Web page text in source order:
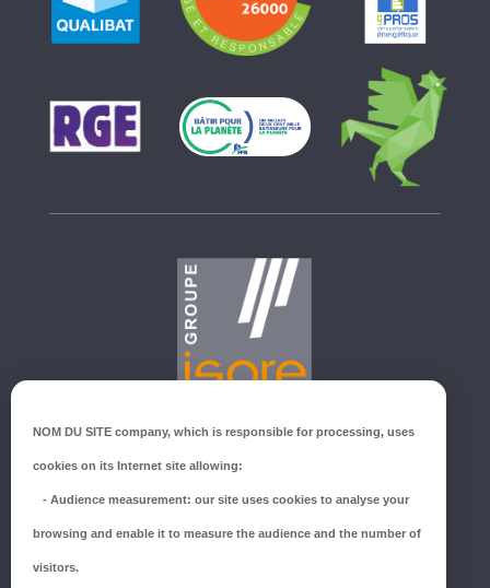
ZI du Millenium
53940 SAINT-BERTHEVIN
Tél.:02 43 66 96 51
NOM DU SITE company, which is responsible for processing, uses
cookies on its Internet site allowing:
- Audience measurement: our site uses cookies to analyse your
browsing and enable it to measure the audience and the number of
visitors.